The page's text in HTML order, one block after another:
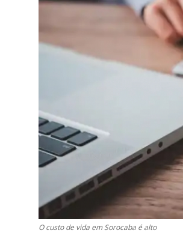
O custo de vida em Sorocaba é alto